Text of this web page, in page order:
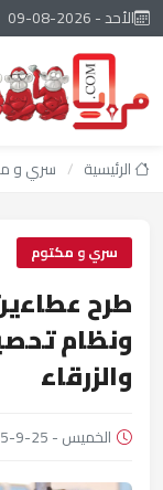
الأحد - 2026-08-09
الرئيسية / سري و
سري و مكتوم
طرح
ونظام
والزرقاء
الخميس - 25-9-2025 - 9:13 AM